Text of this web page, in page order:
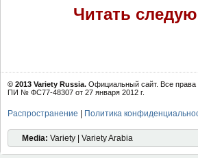
Читать
© 2013 Variety Russia. Официальный сайт. Все
ПИ № ФС77-48307 от 27 января 2012 г.
Распространение Политика
Media: Variety | Variety Arabia